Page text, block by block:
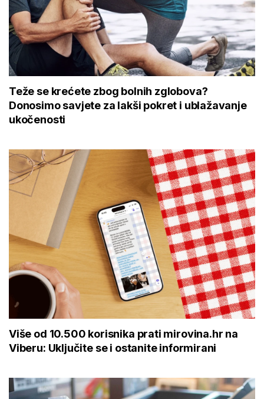
Teže se krećete zbog bolnih zglobova?
Donosimo savjete za lakši pokret i ublažavanje
ukočenosti
Više od 10.500 korisnika prati mirovina.hr na
Viberu: Uključite se i ostanite informirani